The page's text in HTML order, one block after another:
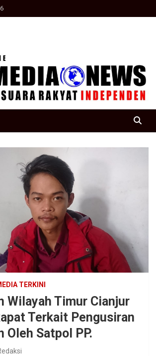
news
TERKINI
Wilayah Timur Cianjur
Terkait Pengusiran
Oleh Satpol PP.